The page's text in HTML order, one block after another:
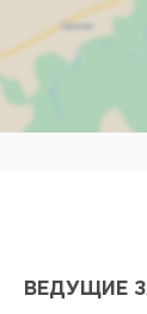
ВЕДУЩИЕ